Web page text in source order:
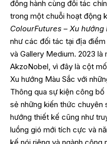
đồng hành cùng đối tác
trong một chuỗi hoạt động
ColourFutures – Xu hướng
như các đối tác tại địa
và Gallery Medium. 2023
AkzoNobel, vì đây là cột
Xu hướng Màu Sắc với
Thông qua sự kiện công
sẻ những kiến thức chuyên
hướng thiết kế cũng như
luồng gió mới tích cực và